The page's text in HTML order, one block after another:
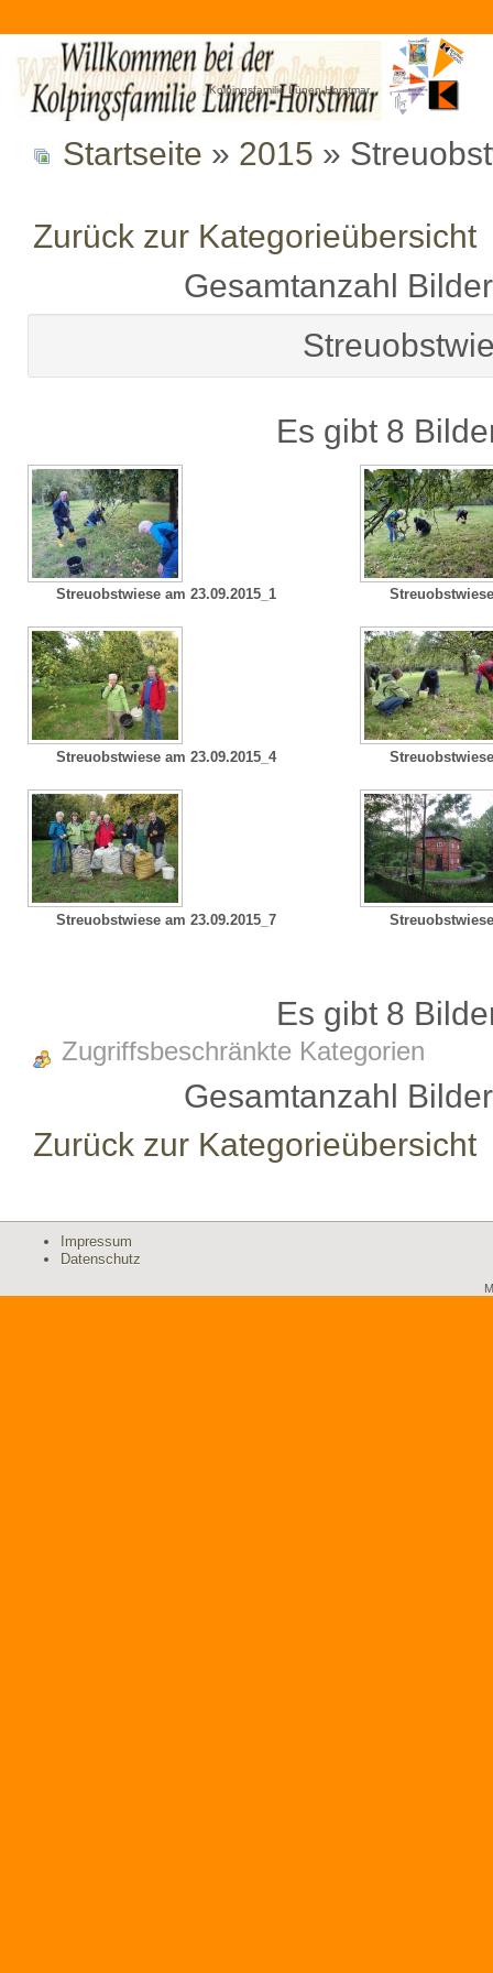
Kolpingsfamilie Lünen-Horstmar
Startseite » 2015 »
Zurück zur Kategorieübersicht
Gesamtanzahl
Es gibt 8
Streuobstwiese am 23.09.2015_1
Streuobstwiese am 23.09.2015_4
Streuobstwiese am 23.09.2015_7
Es gibt 8
Zugriffsbeschränkte Kategorien
Gesamtanzahl
Zurück zur Kategorieübersicht
Impressum
Datenschutz